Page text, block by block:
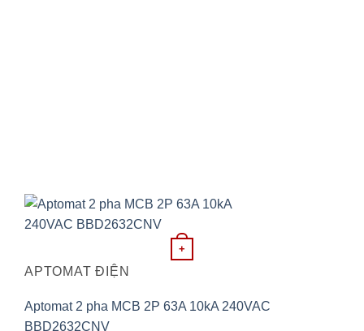
+
APTOMAT ĐIỆN
Aptomat 2 pha MCB 2P 63A 10kA 240VAC
BBD2632CNV